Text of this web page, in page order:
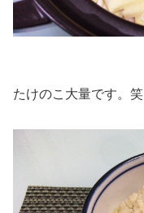
たけのこ大量です。笑